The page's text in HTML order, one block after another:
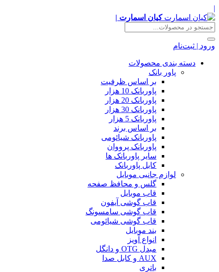
|
کیان اسمارت |
ورود | ثبت‌نام
دسته بندی محصولات
پاور بانک
بر اساس ظرفیت
پاوربانک 10 هزار
پاوربانک 20 هزار
پاوربانک 30 هزار
پاوربانک 5 هزار
بر اساس برند
پاوربانک شیائومی
پاوربانک پرووان
سایر پاوربانک ها
کابل پاوربانک
لوازم جانبی موبایل
گلس و محافظ صفحه
قاب موبایل
قاب گوشی آیفون
قاب گوشی سامسونگ
قاب گوشی شیائومی
بند موبایل
انواع آویز
مبدل OTG و دانگل
AUX و کابل صدا
باتری